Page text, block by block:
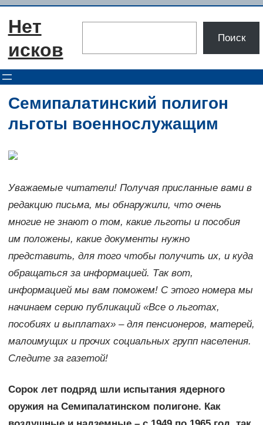
Перейти
Нет
исков
Поиск
Семипалатинский полигон
льготы военнослужащим
Уважаемые читатели! Получая присланные вами в
редакцию письма, мы обнаружили, что очень
многие не знают о том, какие льготы и пособия
им положены, какие документы нужно
представить, для того чтобы получить их, и куда
обращаться за информацией. Так вот,
информацией мы вам поможем! С этого номера мы
начинаем серию публикаций «Все о льготах,
пособиях и выплатах» – для пенсионеров, матерей,
малоимущих и прочих социальных групп населения.
Следите за газетой!
Сорок лет подряд шли испытания ядерного
оружия на Семипалатинском полигоне. Как